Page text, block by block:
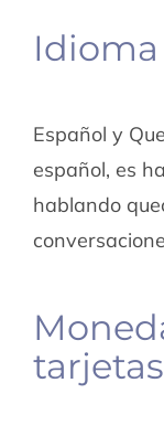
Idioma
Español y
español, es
hablando
tarjetas